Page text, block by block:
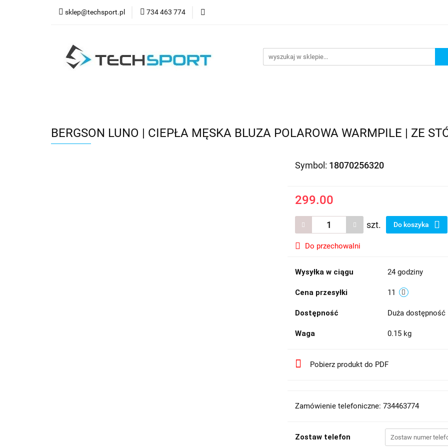
sklep@techsport.pl 734 463 774
WYPRZEDAŻ
BERGSON LUNO | CIEPŁA MĘSKA BLUZA POLAROWA WARMPILE | ZE
Symbol: 18070256320
299.00
szt. Do koszyka
Do przechowalni
Wysyłka w ciągu 24 godziny
Cena przesyłki 11
Dostępność Duża dostępność
Waga 0.15 kg
Pobierz produkt do PDF
Zamówienie telefoniczne: 734463774
Zostaw telefon